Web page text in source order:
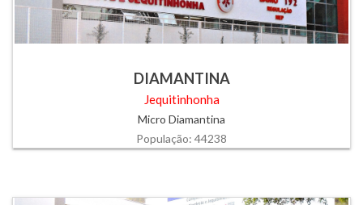
DIAMANTINA
Jequitinhonha
Micro Diamantina
População: 44238